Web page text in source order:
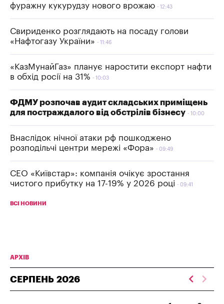
фуражну кукурудзу нового врожаю
12:43
Свириденко розглядають на посаду голови
«Нафтогазу України»
11:46
«КазМунайГаз» планує наростити експорт нафти
в обхід росії на 31%
10:03
ФДМУ розпочав аудит складських приміщень
для постраждалого від обстрілів бізнесу
10:00
Внаслідок нічної атаки рф пошкоджено
розподільчі центри мережі «Фора»
09:49
СЕО «Київстар»: компанія очікує зростання
чистого прибутку на 17-19% у 2026 році
09:41
ВСІ НОВИНИ
АРХІВ
СЕРПЕНЬ 2026